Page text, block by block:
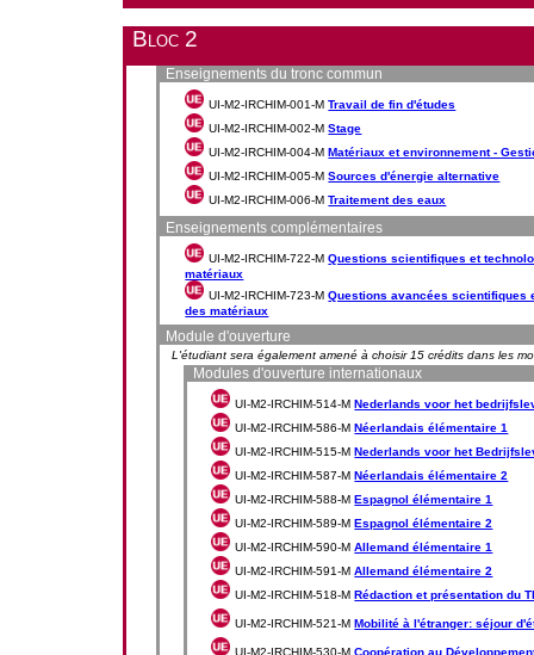
Bloc 2
Enseignements du tronc commun
UI-M2-IRCHIM-001-MTravail de fin d'études
UI-M2-IRCHIM-002-MStage
UI-M2-IRCHIM-004-MMatériaux et environnement -
UI-M2-IRCHIM-005-MSources d'énergie alternative
UI-M2-IRCHIM-006-MTraitement des eaux
Enseignements complémentaires
UI-M2-IRCHIM-722-MQuestions scientifiques et
matériaux
UI-M2-IRCHIM-723-MQuestions avancées scientifiques
des matériaux
Module d'ouverture
L'étudiant sera également amené à choisir 15 crédits dans les
Modules d'ouverture internationaux
UI-M2-IRCHIM-514-MNederlands voor het
UI-M2-IRCHIM-586-MNéerlandais élémentaire 1
UI-M2-IRCHIM-515-MNederlands voor het
UI-M2-IRCHIM-587-MNéerlandais élémentaire 2
UI-M2-IRCHIM-588-MEspagnol élémentaire 1
UI-M2-IRCHIM-589-MEspagnol élémentaire 2
UI-M2-IRCHIM-590-MAllemand élémentaire 1
UI-M2-IRCHIM-591-MAllemand élémentaire 2
UI-M2-IRCHIM-518-MRédaction et présentation du
UI-M2-IRCHIM-521-MMobilité à l'étranger: séjour
UI-M2-IRCHIM-530-MCoopération au